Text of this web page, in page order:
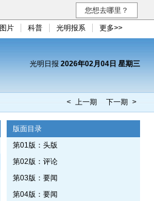
您想去哪里？
图片 科普 光明报系 更多>>
光明日报 2026年02月04日 星期三
< 上一期 下一期 >
版面目录
第01版：头版
第02版：评论
第03版：要闻
第04版：要闻